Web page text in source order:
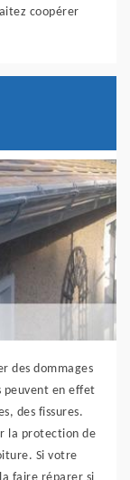
coopérer
des dommages
peuvent en effet
des fissures.
la protection de
Si votre